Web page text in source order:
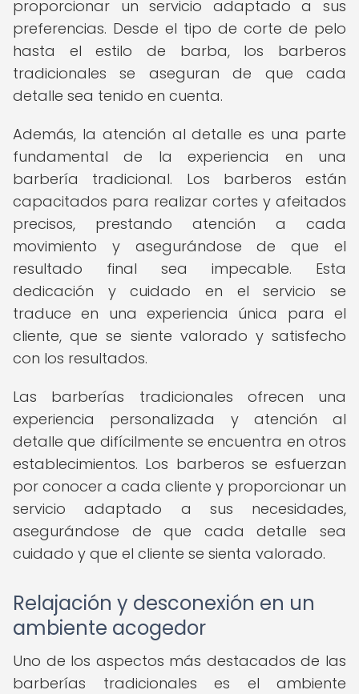
proporcionar un servicio adaptado a sus
preferencias. Desde el tipo de corte de pelo
hasta el estilo de barba, los barberos
tradicionales se aseguran de que cada
detalle sea tenido en cuenta.
Además, la atención al detalle es una parte
fundamental de la experiencia en una
barbería tradicional. Los barberos están
capacitados para realizar cortes y afeitados
precisos, prestando atención a cada
movimiento y asegurándose de que el
resultado final sea impecable. Esta
dedicación y cuidado en el servicio se
traduce en una experiencia única para el
cliente, que se siente valorado y satisfecho
con los resultados.
Las barberías tradicionales ofrecen una
experiencia personalizada y atención al
detalle que difícilmente se encuentra en otros
establecimientos. Los barberos se esfuerzan
por conocer a cada cliente y proporcionar un
servicio adaptado a sus necesidades,
asegurándose de que cada detalle sea
cuidado y que el cliente se sienta valorado.
Relajación y desconexión en un
ambiente acogedor
Uno de los aspectos más destacados de las
barberías tradicionales es el ambiente